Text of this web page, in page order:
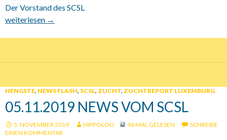
Der Vorstand des SCSL
15.02.2020 SCSL Körung
weiterlesen →
HENGSTE, NEWS FLASH, SCSL, ZUCHT, ZUCHTREPORT LUXEMBURG
05.11.2019 NEWS VOM SCSL
5. NOVEMBER 2019 HIPPOLOU 96 MAL GELESEN
SCHREIBE
EINEN KOMMENTAR